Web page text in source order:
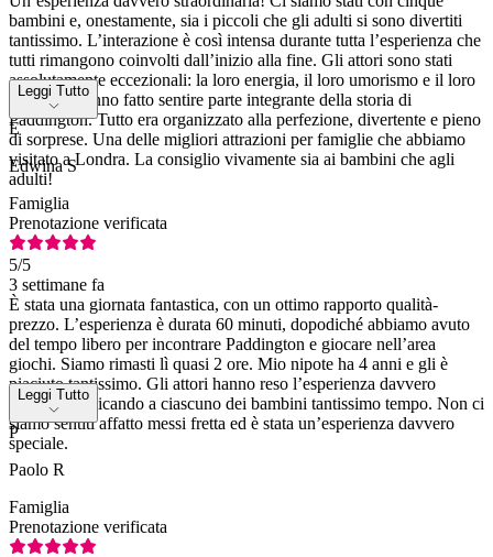
bambini e, onestamente, sia i piccoli che gli adulti si sono divertiti
tantissimo. L’interazione è così intensa durante tutta l’esperienza che
tutti rimangono coinvolti dall’inizio alla fine. Gli attori sono stati
assolutamente eccezionali: la loro energia, il loro umorismo e il loro
talento ci hanno fatto sentire parte integrante della storia di
Paddington. Tutto era organizzato alla perfezione, divertente e pieno
di sorprese. Una delle migliori attrazioni per famiglie che abbiamo
visitato a Londra. La consiglio vivamente sia ai bambini che agli
adulti!
Leggi Tutto
E
Edwina S
Famiglia
Prenotazione verificata
5/5
3 settimane fa
È stata una giornata fantastica, con un ottimo rapporto qualità-
prezzo. L’esperienza è durata 60 minuti, dopodiché abbiamo avuto
del tempo libero per incontrare Paddington e giocare nell’area
giochi. Siamo rimasti lì quasi 2 ore. Mio nipote ha 4 anni e gli è
piaciuto tantissimo. Gli attori hanno reso l’esperienza davvero
speciale, dedicando a ciascuno dei bambini tantissimo tempo. Non ci
siamo sentiti affatto messi fretta ed è stata un’esperienza davvero
speciale.
Leggi Tutto
P
Paolo R
Famiglia
Prenotazione verificata